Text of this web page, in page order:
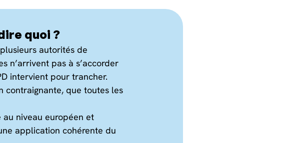
quoi ?
autorités de
n’arrivent pas à s’accorder
intervient pour trancher.
contraignante, que toutes les
au niveau européen et
application cohérente du